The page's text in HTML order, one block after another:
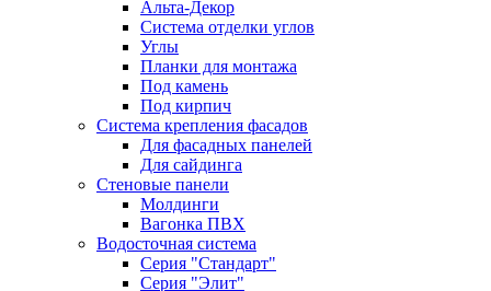
Альта-Декор
Система отделки углов
Углы
Планки для монтажа
Под камень
Под кирпич
Система крепления фасадов
Для фасадных панелей
Для сайдинга
Стеновые панели
Молдинги
Вагонка ПВХ
Водосточная система
Серия "Стандарт"
Серия "Элит"